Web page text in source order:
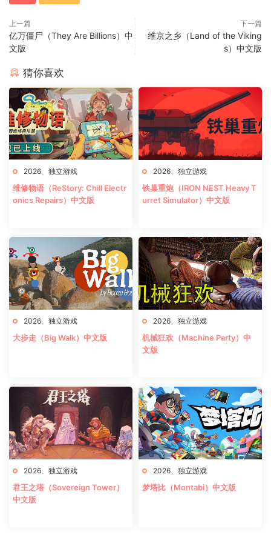
上一篇
亿万僵尸（They Are Billions）中
文版
下一篇
维京之乡（Land of the Viking
s）中文版
猜你喜欢
2026 独立游戏
维修物语（ReStory: Chill Electr
onics Repairs）中文版
2026 独立游戏
铁巢重炮（IRON NEST Heavy T
urret Simulator）中文版
2026 独立游戏
大步走（Big Walk）中文版
2026 独立游戏
机械狂欢（Machine Party）中
文版
2026 独立游戏
君王之塔（Sovereign Tower）
中文版
2026 独立游戏
梦塔比（Montabi）中文版